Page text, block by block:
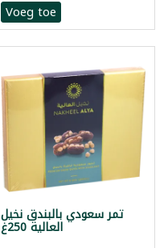
Voeg toe
تمر سعودي بالبندق نخيل
العالية 250غ